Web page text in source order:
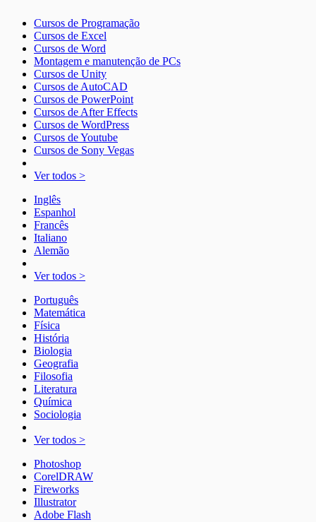
Cursos de Programação
Cursos de Excel
Cursos de Word
Montagem e manutenção de PCs
Cursos de Unity
Cursos de AutoCAD
Cursos de PowerPoint
Cursos de After Effects
Cursos de WordPress
Cursos de Youtube
Cursos de Sony Vegas
Ver todos >
Inglês
Espanhol
Francês
Italiano
Alemão
Ver todos >
Português
Matemática
Física
História
Biologia
Geografia
Filosofia
Literatura
Química
Sociologia
Ver todos >
Photoshop
CorelDRAW
Fireworks
Illustrator
Adobe Flash